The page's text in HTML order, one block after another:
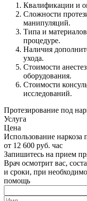
Квалификации и
Сложности
манипуляций.
Типа и
процедуре.
Наличия
ухода.
Стоимости
оборудования.
Стоимости
исследований.
Протезирование под
Услуга
Цена
Использование наркоза
от 12 600 руб. час
Запишитесь на прием
Врач осмотрит вас,
и сроки, при
помощь